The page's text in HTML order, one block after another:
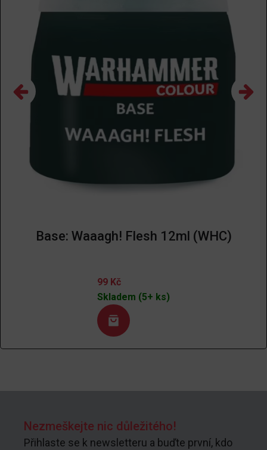
Base: Waaagh! Flesh 12ml (WHC)
99 Kč
Skladem (5+ ks)
Nezmeškejte nic důležitého!
Přihlaste se k newsletteru a buďte první, kdo